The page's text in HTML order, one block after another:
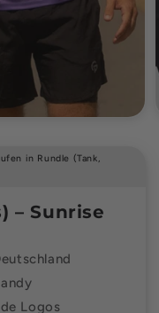
in Rundle (Tank,
– Sunrise
Logos